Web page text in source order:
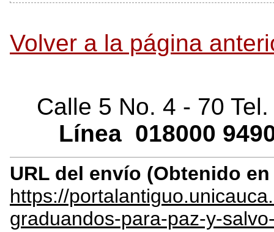
Volver a la página
Calle 5 No. 4 - 70
Línea 018000
URL del envío (Obtenido
https://
graduandos-para-paz-y-